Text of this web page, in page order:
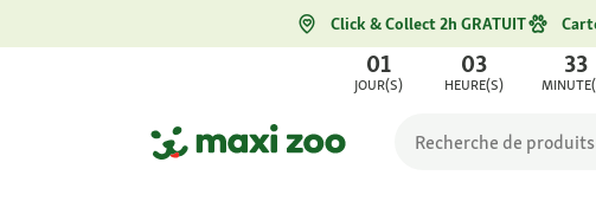
Click & Collect 2h GRATUIT
01
JOUR(S)
03
HEURE(S)
33